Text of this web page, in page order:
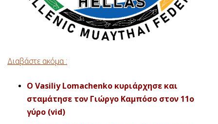
Διαβάστε ακόμα :
O Vasiliy Lomachenko κυριάρχησε και
σταμάτησε τον Γιώργο Καμπόσο στον 11ο
γύρο (vid)